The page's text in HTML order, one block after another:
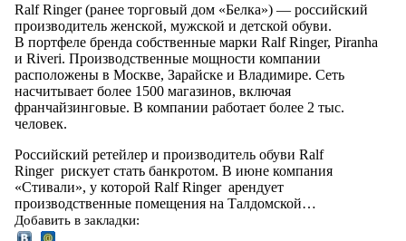
Ralf Ringer (ранее торговый дом «Белка») — российский
производитель женской, мужской и детской обуви.
В портфеле бренда собственные марки Ralf Ringer, Piranha
и Riveri. Производственные мощности компании
расположены в Москве, Зарайске и Владимире. Сеть
насчитывает более 1500 магазинов, включая
франчайзинговые. В компании работает более 2 тыс.
человек.
Российский ретейлер и производитель обуви Ralf
Ringer рискует стать банкротом. В июне компания
«Стивали», у которой Ralf Ringer арендует
производственные помещения на Талдомской…
Добавить в закладки: